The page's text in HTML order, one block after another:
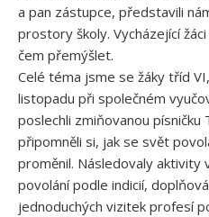
a pan zástupce, představili
prostory školy. Vycházející
čem přemýšlet.
Celé téma jsme se žáky tříd
listopadu při společném
poslechli zmiňovanou
připomněli si, jak se svět
proměnil. Následovaly aktivity
povolání podle indicií,
jednoduchých vizitek profesí